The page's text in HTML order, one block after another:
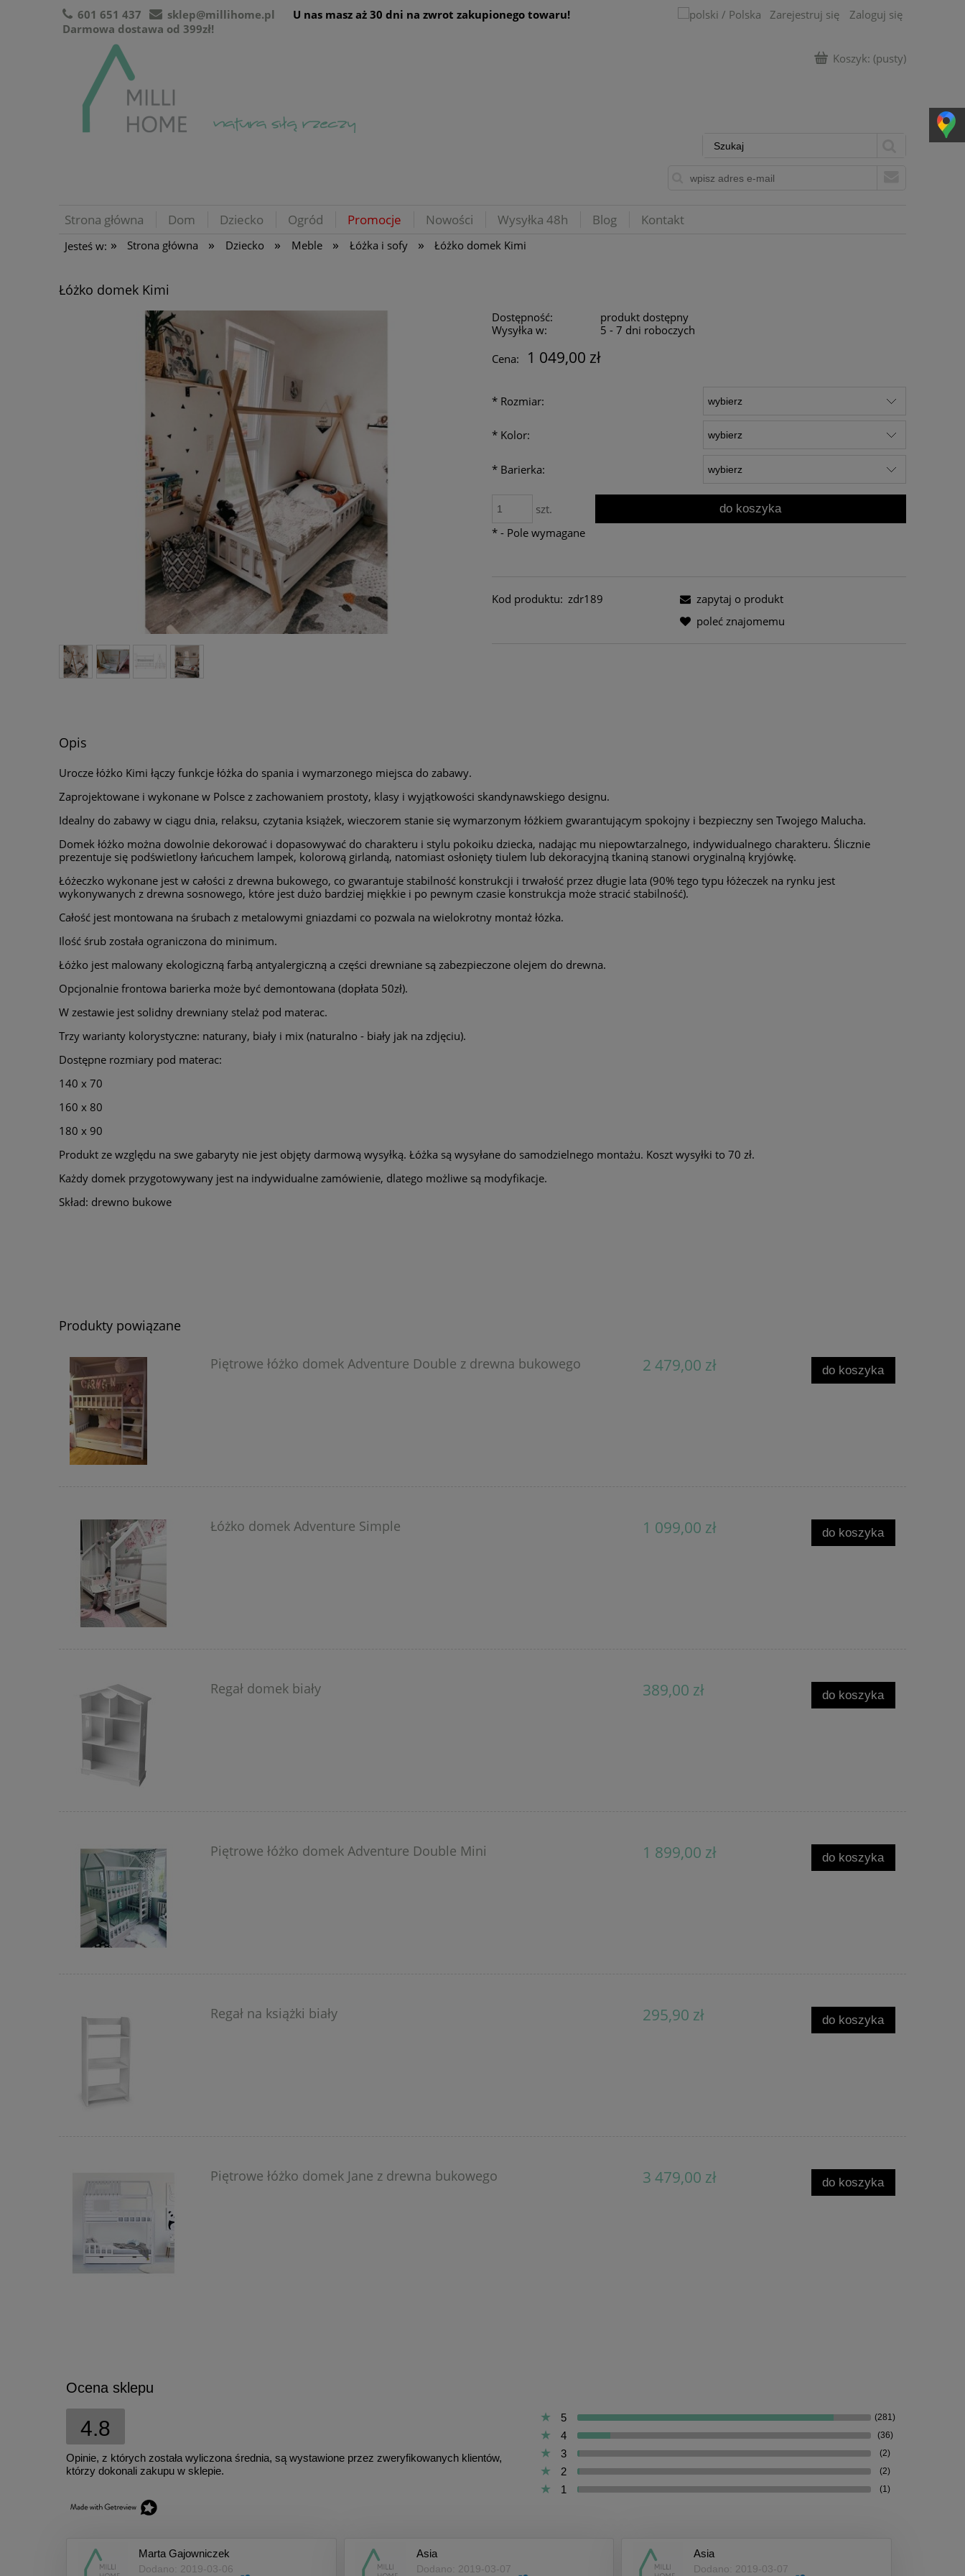
601 651 437
sklep@millihome.pl
Darmowa dostawa od 399zł!
U nas masz aż 30 dni na zwrot zakupionego towaru! Zarejestruj się Zaloguj się
Koszyk: (pusty)
Strona główna Dom Dziecko Ogród Promocje Nowości Wysyłka 48h Blog Kontakt
Jesteś w: » Strona główna » Dziecko » Meble » Łóżka i sofy » Łóżko domek Kimi
Łóżko domek Kimi
Dostępność:
produkt dostępny
Wysyłka w:
5 - 7 dni roboczych
Cena:
1 049,00 zł
*Rozmiar:
*Kolor:
*Barierka:
szt.
do koszyka
*- Pole wymagane
Kod produktu: zdr189
zapytaj o produkt
poleć znajomemu
Opis
Urocze łóżko Kimi łączy funkcje łóżka do spania i wymarzonego miejsca do zabawy.
Zaprojektowane i wykonane w Polsce z zachowaniem prostoty, klasy i wyjątkowości skandynawskiego designu.
Idealny do zabawy w ciągu dnia, relaksu, czytania książek, wieczorem stanie się wymarzonym łóżkiem gwarantującym spokojny i bezpieczny sen Twojego Malucha.
Domek łóżko można dowolnie dekorować i dopasowywać do charakteru i stylu pokoiku dziecka, nadając mu niepowtarzalnego, indywidualnego charakteru. Ślicznie
prezentuje się podświetlony łańcuchem lampek, kolorową girlandą, natomiast osłonięty tiulem lub dekoracyjną tkaniną stanowi oryginalną kryjówkę.
Łóżeczko wykonane jest w całości z drewna bukowego, co gwarantuje stabilność konstrukcji i trwałość przez długie lata (90% tego typu łóżeczek na rynku jest
wykonywanych z drewna sosnowego, które jest dużo bardziej miękkie i po pewnym czasie konstrukcja może stracić stabilność).
Całość jest montowana na śrubach z metalowymi gniazdami co pozwala na wielokrotny montaż łózka.
Ilość śrub została ograniczona do minimum.
Łóżko jest malowany ekologiczną farbą antyalergiczną a części drewniane są zabezpieczone olejem do drewna.
Opcjonalnie frontowa barierka może być demontowana (dopłata 50zł).
W zestawie jest solidny drewniany stelaż pod materac.
Trzy warianty kolorystyczne: naturany, biały i mix (naturalno - biały jak na zdjęciu).
Dostępne rozmiary pod materac:
140 x 70
160 x 80
180 x 90
Produkt ze względu na swe gabaryty nie jest objęty darmową wysyłką. Łóżka są wysyłane do samodzielnego montażu. Koszt wysyłki to 70 zł.
Każdy domek przygotowywany jest na indywidualne zamówienie, dlatego możliwe są modyfikacje.
Skład: drewno bukowe
Produkty powiązane
Piętrowe łóżko domek Adventure Double z drewna bukowego 2 479,00 zł do koszyka
Łóżko domek Adventure Simple 1 099,00 zł do koszyka
Regał domek biały 389,00 zł do koszyka
Piętrowe łóżko domek Adventure Double Mini 1 899,00 zł do koszyka
Regał na książki biały 295,90 zł do koszyka
Piętrowe łóżko domek Jane z drewna bukowego 3 479,00 zł do koszyka
Ocena sklepu
4.8
Opinie, z których została wyliczona średnia, są wystawione przez zweryfikowanych klientów,
którzy dokonali zakupu w sklepie.
5 (281)
4 (36)
3 (2)
2 (2)
1 (1)
Marta Gajowniczek
Dodano: 2019-03-06
Asia
Dodano: 2019-03-07
Asia
Dodano: 2019-03-07